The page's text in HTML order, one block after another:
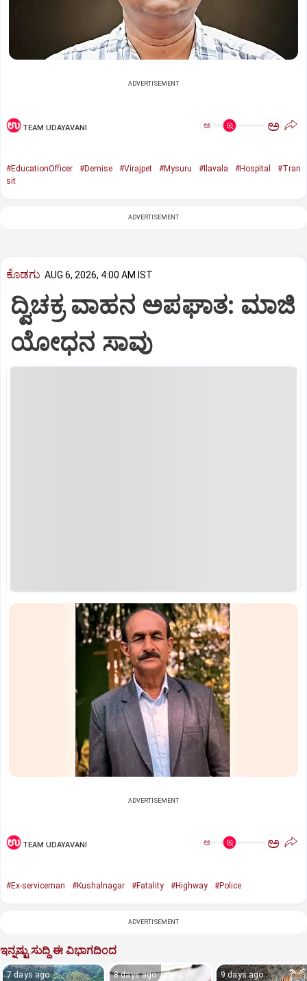
ADVERTISEMENT
TEAM UDAYAVANI ಅ ಅ
#EducationOfficer #Demise #Virajpet #Mysuru #Ilavala #Hospital
#Tran
sit
ADVERTISEMENT
ಕೊಡಗು AUG 6, 2026, 4:00 AM IST
ದ್ವಿಚಕ್ರ ವಾಹನ ಅಪಘಾತ: ಮಾಜಿ
ಯೋಧನ ಸಾವು
ADVERTISEMENT
TEAM UDAYAVANI ಅ ಅ
#Ex-serviceman #Kushalnagar #Fatality #Highway #Police
ADVERTISEMENT
ಇನ್ನಷ್ಟು ಸುದ್ದಿ ಈ ವಿಭಾಗದಿಂದ
7 days ago 8 days ago 9 days ago